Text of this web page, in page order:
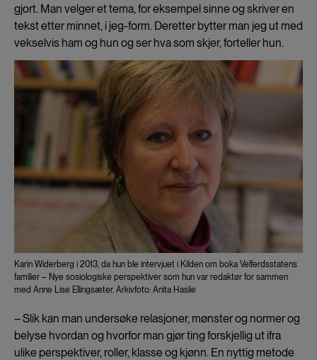
gjort. Man velger et tema, for eksempel sinne og skriver en
tekst etter minnet, i jeg-form. Deretter bytter man jeg ut med
vekselvis ham og hun og ser hva som skjer, forteller hun.
Karin Widerberg i 2013, da hun ble intervjuet i Kilden om boka Velferdsstatens
familier – Nye sosiologiske perspektiver som hun var redaktør for sammen
med Anne Lise Ellingsæter. Arkivfoto: Anita Haslie
– Slik kan man undersøke relasjoner, mønster og normer og
belyse hvordan og hvorfor man gjør ting forskjellig ut ifra
ulike perspektiver, roller, klasse og kjønn. En nyttig metode